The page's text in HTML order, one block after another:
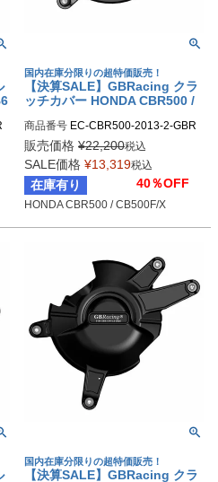
国内在庫分限りの超特価販売！
【決算SALE】GBRacing クラ
ッチカバー HONDA CBR500 /
商品番号 EC-CBR500-2013-2-GBR
gbr_EC-CBR500-2013-2-GBR
販売価格 ¥22,200税込
SALE価格 ¥13,319税込
在庫有り 40％OFF
HONDA CBR500 / CB500F/X
国内在庫分限りの超特価販売！
【決算SALE】GBRacing クラ